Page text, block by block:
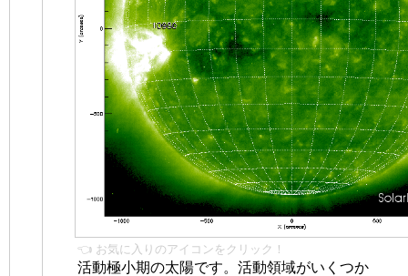
👈 お気に入りのアイコンをクリック！
活動極小期の太陽です。活動領域がいくつか